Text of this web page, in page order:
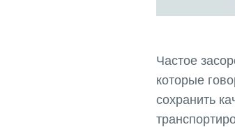
Частое
которые
сохранить